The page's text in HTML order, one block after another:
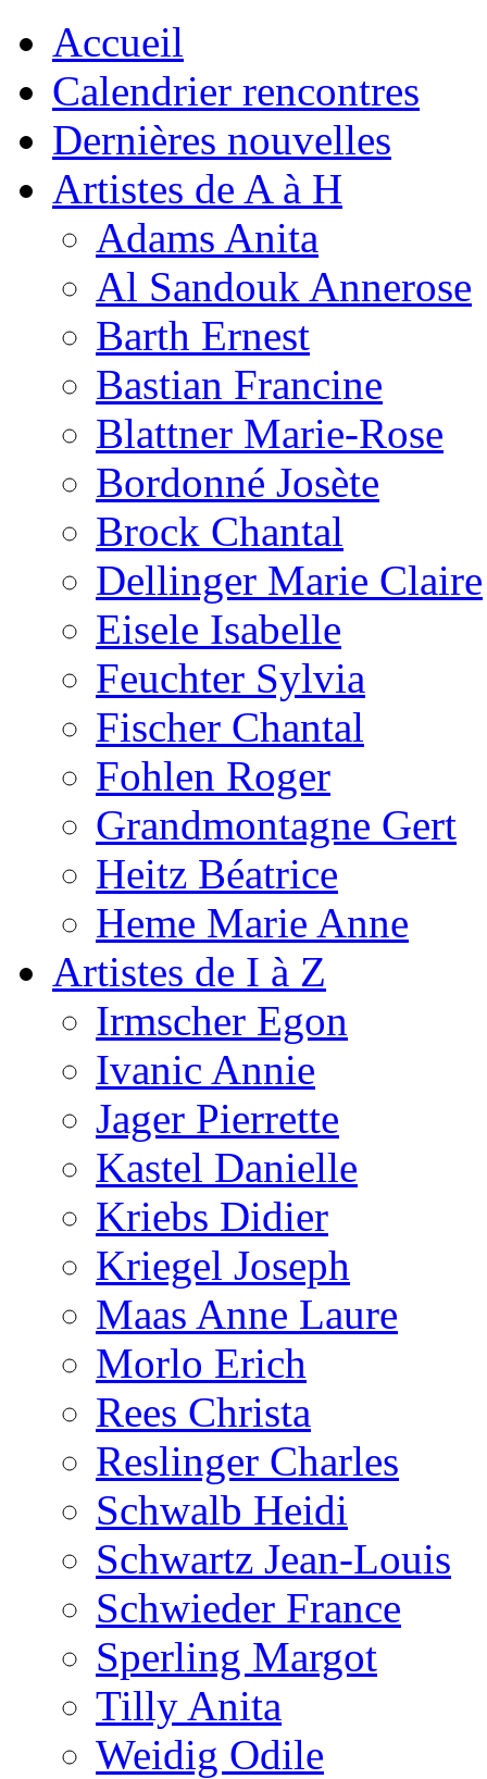
Accueil
Calendrier rencontres
Dernières nouvelles
Artistes de A à H
Adams Anita
Al Sandouk Annerose
Barth Ernest
Bastian Francine
Blattner Marie-Rose
Bordonné Josète
Brock Chantal
Dellinger Marie Claire
Eisele Isabelle
Feuchter Sylvia
Fischer Chantal
Fohlen Roger
Grandmontagne Gert
Heitz Béatrice
Heme Marie Anne
Artistes de I à Z
Irmscher Egon
Ivanic Annie
Jager Pierrette
Kastel Danielle
Kriebs Didier
Kriegel Joseph
Maas Anne Laure
Morlo Erich
Rees Christa
Reslinger Charles
Schwalb Heidi
Schwartz Jean-Louis
Schwieder France
Sperling Margot
Tilly Anita
Weidig Odile